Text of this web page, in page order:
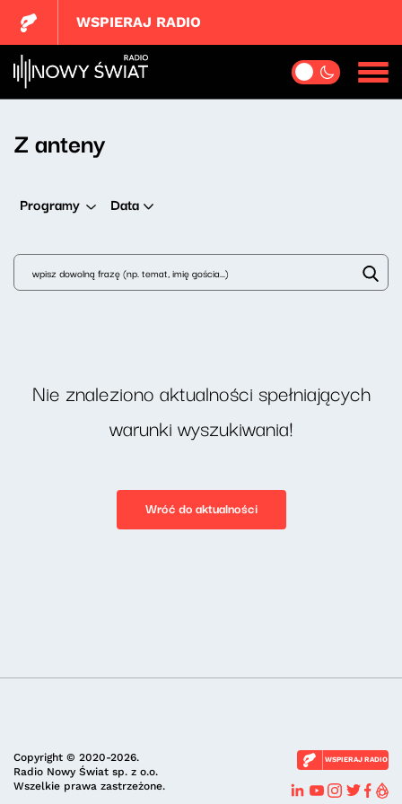
WSPIERAJ RADIO
Z anteny
Programy Data
Nie znaleziono aktualności spełniających
warunki wyszukiwania!
Wróć do aktualności
Copyright © 2020-2026.
Radio Nowy Świat sp. z o.o.
Wszelkie prawa zastrzeżone.
WSPIERAJ RADIO